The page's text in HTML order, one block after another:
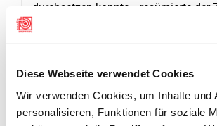
Diese Webseite verwendet Cookies
Wir verwenden Cookies, um Inhalte und
personalisieren, Funktionen für soziale
durchsetzen konnte», resümierte der
schoss ich zu wenig genau. So
eben auch älter.»
Resultate